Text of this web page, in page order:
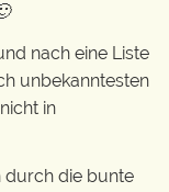
nach eine Liste
unbekanntesten
in
durch die bunte